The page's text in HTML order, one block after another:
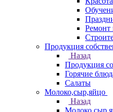
Ремонт
Продукция
Назад
Продукция
Горячие
Салаты
Молоко,сыр,яйцо
Назад